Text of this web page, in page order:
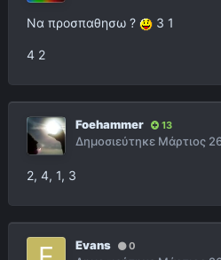
Να προσπαθησω ? 3 1
4 2
Foehammer 13
Δημοσιεύτηκε Μάρτιος
2, 4, 1, 3
Evans 0